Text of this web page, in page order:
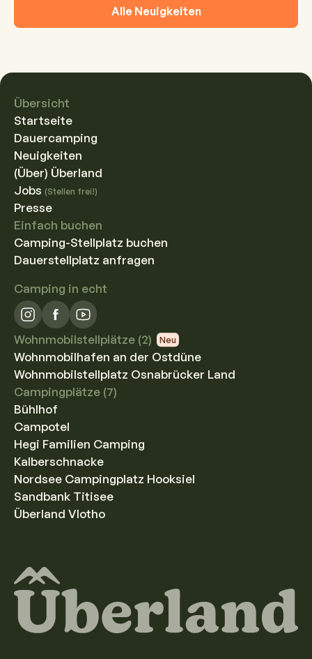
Alle Neuigkeiten
Übersicht
Startseite
Dauercamping
Neuigkeiten
(Über) Überland
Jobs (Stellen frei!)
Presse
Einfach buchen
Camping-Stellplatz buchen
Dauerstellplatz anfragen
Camping in echt
Wohnmobilstellplätze (2) Neu
Wohnmobilhafen an der Ostdüne
Wohnmobilstellplatz Osnabrücker Land
Campingplätze (7)
Bühlhof
Campotel
Hegi Familien Camping
Kalberschnacke
Nordsee Campingplatz Hooksiel
Sandbank Titisee
Überland Vlotho